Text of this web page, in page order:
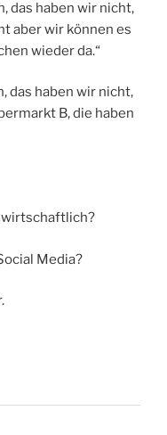
das haben wir nicht,
aber wir können es
wieder da.“
das haben wir nicht,
B, die haben
Media?